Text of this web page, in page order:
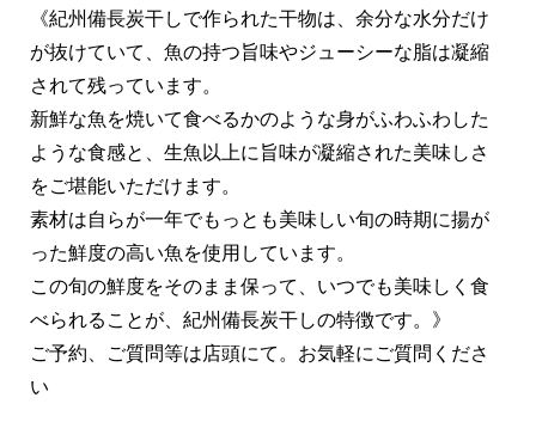
《紀州備長炭干しで作られた干物は、余分な水分だけ
が抜けていて、魚の持つ旨味やジューシーな脂は凝縮
されて残っています。
新鮮な魚を焼いて食べるかのような身がふわふわした
ような食感と、生魚以上に旨味が凝縮された美味しさ
をご堪能いただけます。
素材は自らが一年でもっとも美味しい旬の時期に揚が
った鮮度の高い魚を使用しています。
この旬の鮮度をそのまま保って、いつでも美味しく食
べられることが、紀州備長炭干しの特徴です。》
ご予約、ご質問等は店頭にて。お気軽にご質問くださ
い